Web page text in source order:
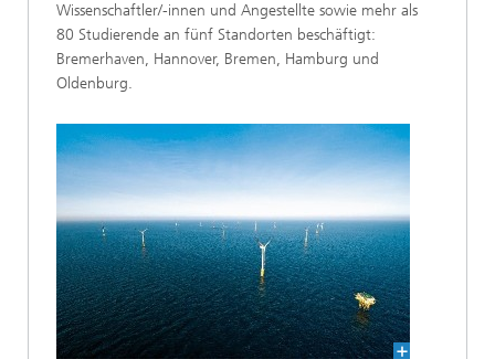
Wissenschaftler/-innen und Angestellte sowie mehr als
80 Studierende an fünf Standorten beschäftigt:
Bremerhaven, Hannover, Bremen, Hamburg und
Oldenburg.